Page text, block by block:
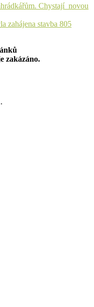
Chystají novou
zahájena stavba 805
zakázáno.